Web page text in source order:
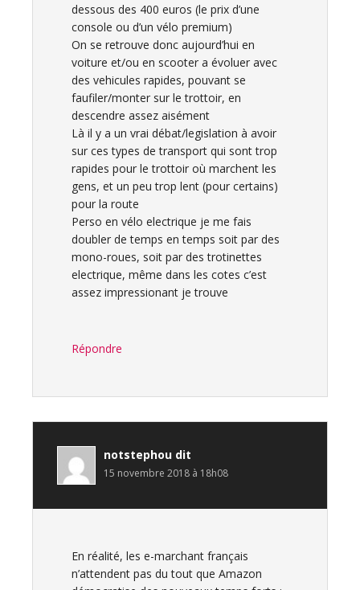
dessous des 400 euros (le prix d’une
console ou d’un vélo premium)
On se retrouve donc aujourd’hui en
voiture et/ou en scooter a évoluer avec
des vehicules rapides, pouvant se
faufiler/monter sur le trottoir, en
descendre assez aisément
Là il y a un vrai débat/legislation à avoir
sur ces types de transport qui sont trop
rapides pour le trottoir où marchent les
gens, et un peu trop lent (pour certains)
pour la route
Perso en vélo electrique je me fais
doubler de temps en temps soit par des
mono-roues, soit par des trotinettes
electrique, même dans les cotes c’est
assez impressionant je trouve
Répondre
notstephou dit
15 novembre 2018 à 18h08
En réalité, les e-marchant français
n’attendent pas du tout que Amazon